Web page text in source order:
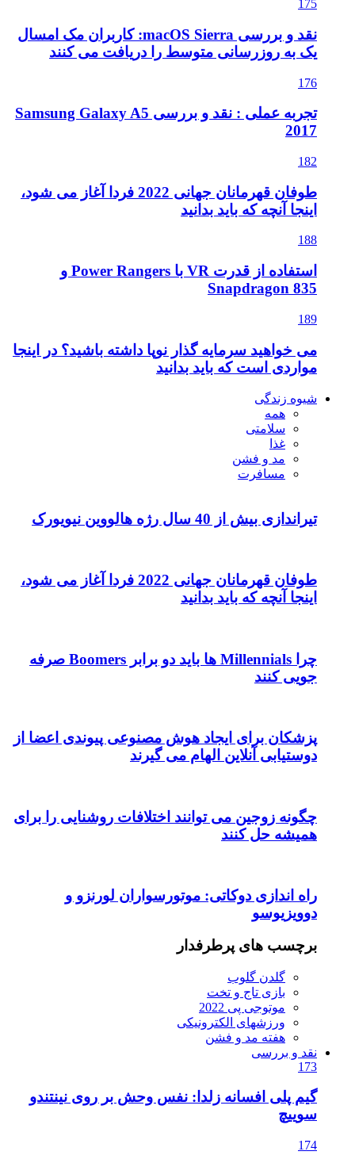
نقد و بررسی macOS Sierra: کاربران مک امسال
یک به روزرسانی متوسط را دریافت می کنند
تجربه عملی : نقد و بررسی Samsung Galaxy A5
2017
طوفان قهرمانان جهانی 2022 فردا آغاز می شود،
اینجا آنچه که باید بدانید
استفاده از قدرت VR با Power Rangers و
Snapdragon 835
می خواهید سرمایه گذار نوپا داشته باشید؟ در اینجا
مواردی است که باید بدانید
شیوه زندگی
همه
سلامتی
غذا
مد و فشن
مسافرت
تیراندازی بیش از 40 سال رژه هالووین نیویورک
طوفان قهرمانان جهانی 2022 فردا آغاز می شود،
اینجا آنچه که باید بدانید
چرا Millennials ها باید دو برابر Boomers صرفه
جویی کنند
پزشکان برای ایجاد هوش مصنوعی پیوندی اعضا از
دوستیابی آنلاین الهام می گیرند
چگونه زوجین می توانند اختلافات روشنایی را برای
همیشه حل کنند
راه اندازی دوکاتی: موتورسواران لورنزو و
دوویزیوسو
برچسب های پرطرفدار
گلدن گلوب
بازی تاج و تخت
موتوجی پی 2022
ورزشهای الکترونیکی
هفته مد و فشن
نقد و بررسی
گیم پلی افسانه زلدا: نفس وحش بر روی نینتندو
سوییچ